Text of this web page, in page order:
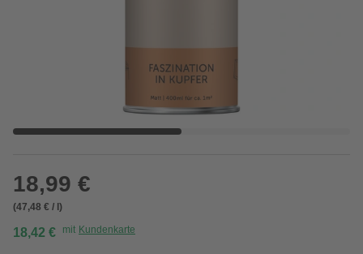
18,99 €
(47,48 € / l)
18,42 € mit Kundenkarte